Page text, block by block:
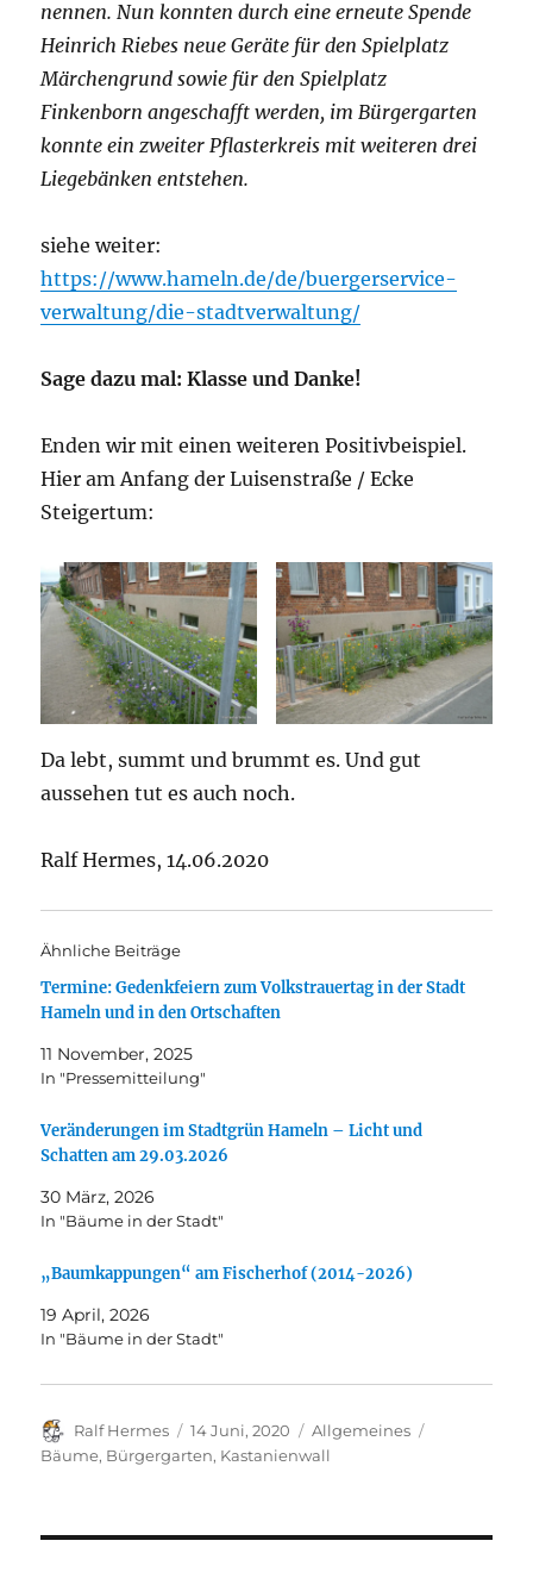
nennen. Nun konnten durch eine erneute Spende
Heinrich Riebes neue Geräte für den Spielplatz
Märchengrund sowie für den Spielplatz
Finkenborn angeschafft werden, im Bürgergarten
konnte ein zweiter Pflasterkreis mit weiteren drei
Liegebänken entstehen.
siehe weiter:
https://www.hameln.de/de/buergerservice-
verwaltung/die-stadtverwaltung/
Sage dazu mal: Klasse und Danke!
Enden wir mit einen weiteren Positivbeispiel.
Hier am Anfang der Luisenstraße / Ecke
Steigertum:
Da lebt, summt und brummt es. Und gut
aussehen tut es auch noch.
Ralf Hermes, 14.06.2020
Ähnliche Beiträge
Termine: Gedenkfeiern zum Volkstrauertag in der Stadt
Hameln und in den Ortschaften
11 November, 2025
In "Pressemitteilung"
Veränderungen im Stadtgrün Hameln – Licht und
Schatten am 29.03.2026
30 März, 2026
In "Bäume in der Stadt"
„Baumkappungen“ am Fischerhof (2014-2026)
19 April, 2026
In "Bäume in der Stadt"
Autor
Ralf Hermes
Veröffentlicht
am
14 Juni, 2020 Kategorien
Allgemeines
Bäume, Bürgergarten, Kastanienwall